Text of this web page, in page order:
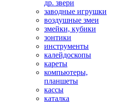
др. звери
заводные игрушки
воздушные змеи
змейки, кубики
зонтики
инструменты
калейдоскопы
кареты
компьютеры,
планшеты
кассы
каталка